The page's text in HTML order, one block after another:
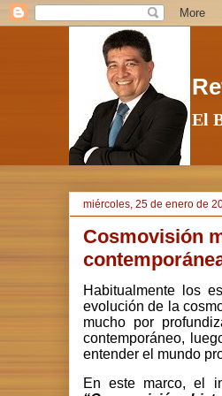
El
miércoles, 25 de enero de
Cosmovisión
Habitualmente los
evolución de la
mucho por
contemporáneo,
entender el mundo
En este marco, el